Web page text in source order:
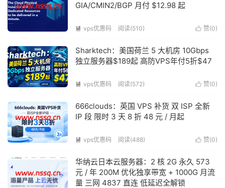
GIA/CMIN2/BGP 月付 $12.98 起
 赞(0)
 vps优惠码 阅读(510)
Sharktech：美国荷兰 5 大机房 10Gbps
独立服务器$189起 高防VPS年付5折$47
 赞(0)
 vps优惠码 阅读(572)
666clouds：英国 VPS 补货 双 ISP 全新
IP 段 限时 3 天 8 折 48 元 / 月起
 赞(0)
 vps优惠码 阅读(488)
华纳云日本云服务器：2 核 2G 永久 573
元 / 年 200M 优化独享带宽 + 1000G 月流
量 三网 4837 直连 低延迟全解锁